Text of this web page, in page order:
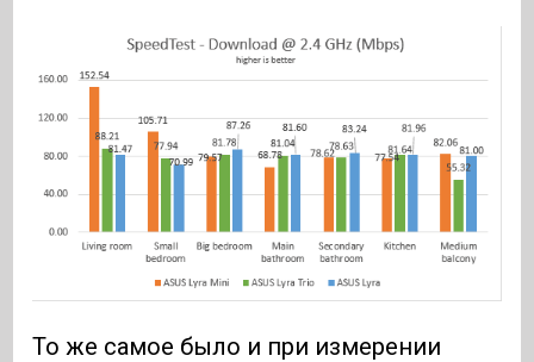
То же самое было и при измерении